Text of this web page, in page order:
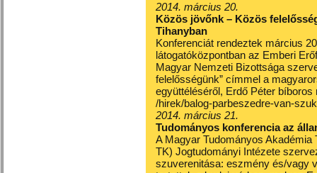
2014. március 20.
Közös jövőnk – Közös
Tihanyban
Konferenciát rendeztek március
látogatóközpontban az Emberi
Magyar Nemzeti Bizottsága
felelősségünk” címmel a
együttéléséről, Erdő Péter bíboros
/hirek/balog-parbeszedre-van-
2014. március 21.
Tudományos konferencia az
A Magyar Tudományos
TK) Jogtudományi Intézete
szuverenitása: eszmény és/vagy